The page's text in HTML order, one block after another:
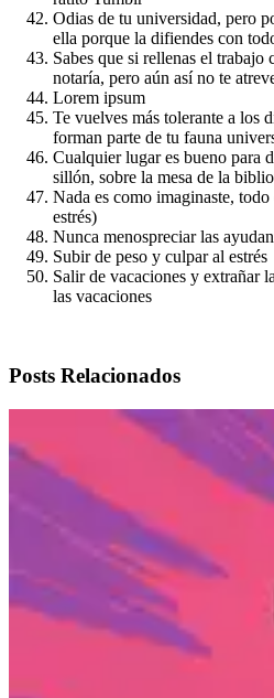
Odias de tu universidad, pero
ella porque la difiendes con
Sabes que si rellenas el
notaría, pero aún así no te
Lorem ipsum
Te vuelves más tolerante a los
forman parte de tu fauna
Cualquier lugar es bueno para
sillón, sobre la mesa de la
Nada es como imaginaste,
estrés)
Nunca menospreciar las
Subir de peso y culpar al estrés
Salir de vacaciones y extrañar
las vacaciones
Posts Relacionados